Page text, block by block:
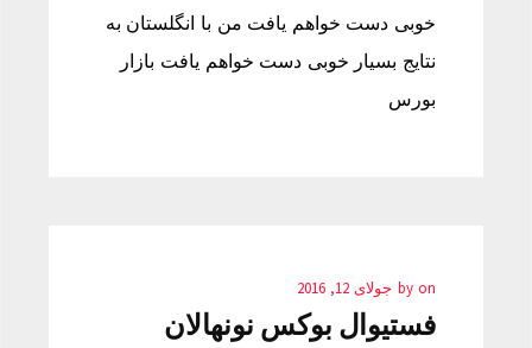
خوبی دست خواهم یافت من با انگلستان به
نتایج بسیار خوبی دست خواهم یافت بازار
بورس
by on جولای 12, 2016
فستیوال بوکس نونهالان